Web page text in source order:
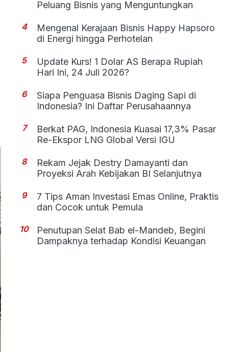
Peluang Bisnis yang Menguntungkan
4
Mengenal Kerajaan Bisnis Happy Hapsoro
di Energi hingga Perhotelan
5
Update Kurs! 1 Dolar AS Berapa Rupiah
Hari Ini, 24 Juli 2026?
6
Siapa Penguasa Bisnis Daging Sapi di
Indonesia? Ini Daftar Perusahaannya
7
Berkat PAG, Indonesia Kuasai 17,3% Pasar
Re-Ekspor LNG Global Versi IGU
8
Rekam Jejak Destry Damayanti dan
Proyeksi Arah Kebijakan BI Selanjutnya
9
7 Tips Aman Investasi Emas Online, Praktis
dan Cocok untuk Pemula
10
Penutupan Selat Bab el-Mandeb, Begini
Dampaknya terhadap Kondisi Keuangan